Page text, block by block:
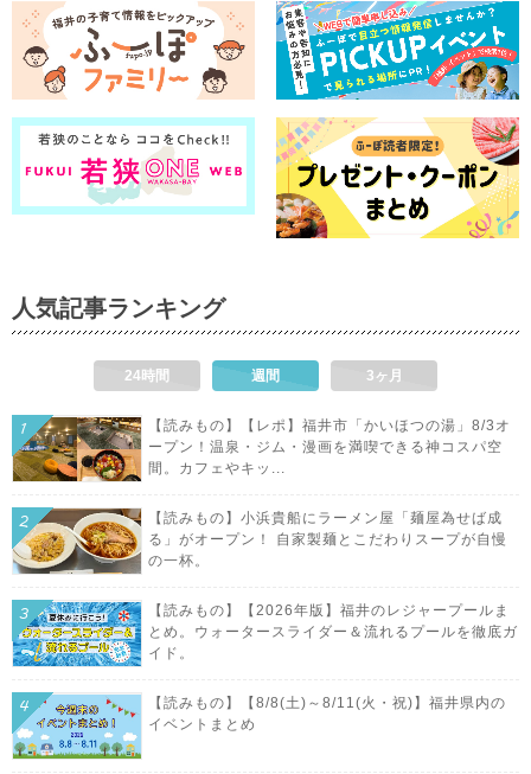
人気記事ランキング
24時間 週間 3ヶ月
【読みもの】【レポ】福井市「かいほつの湯」8/3オ
ープン！温泉・ジム・漫画を満喫できる神コスパ空
間。カフェやキッ...
【読みもの】小浜貴船にラーメン屋「麺屋為せば成
る」がオープン！ 自家製麺とこだわりスープが自慢
の一杯。
【読みもの】【2026年版】福井のレジャープールま
とめ。ウォータースライダー＆流れるプールを徹底ガ
イド。
【読みもの】【8/8(土)～8/11(火・祝)】福井県内の
イベントまとめ